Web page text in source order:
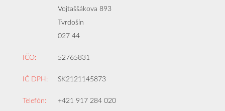
Vojtaššákova 893
Tvrdošín
027 44
IČO: 52765831
IČ DPH: SK2121145873
Telefón: +421 917 284 020